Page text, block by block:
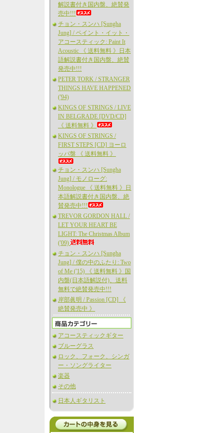
解説書付き国内盤、絶賛発
売中!!!
チョン・スンハ [Sungha
Jung] / ペイント・イット・
アコースティック: Paint It
Acoustic 《 送料無料 》日本
語解説書付き国内盤、絶賛
発売中!!!
PETER TORK / STRANGER
THINGS HAVE HAPPENED
('94)
KINGS OF STRINGS / LIVE
IN BELGRADE [DVD/CD]
《 送料無料 》
KINGS OF STRINGS /
FIRST STEPS [CD] ヨーロ
ッパ盤 《 送料無料 》
チョン・スンハ [Sungha
Jung] / モノローグ:
Monologue 《 送料無料 》日
本語解説書付き国内盤、絶
賛発売中!!!
TREVOR GORDON HALL /
LET YOUR HEART BE
LIGHT: The Christmas Album
('09)
チョン・スンハ [Sungha
Jung] / 僕の中のふたり: Two
of Me ('15) 《 送料無料 》国
内盤(日本語解説付)、送料
無料で絶賛発売中!!!
岸部眞明 / Passion [CD] 《
絶賛発売中 》
アコースティックギター
ブルーグラス
ロック、フォーク、シンガ
ー・ソングライター
楽器
その他
日本人ギタリスト